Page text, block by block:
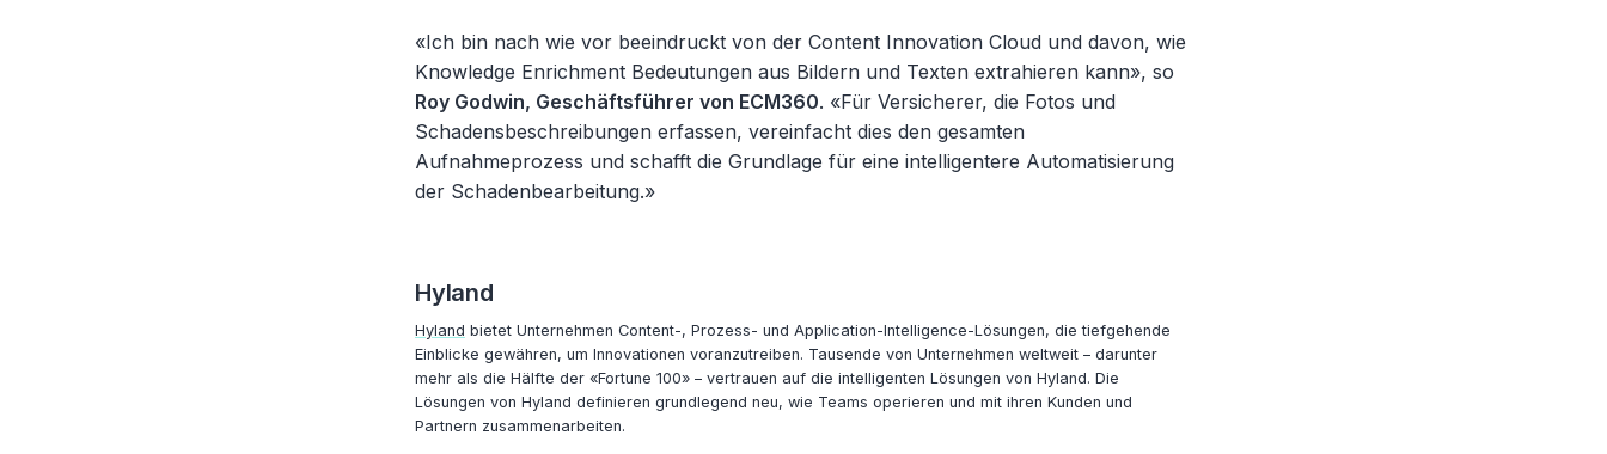
«Ich bin nach wie vor beeindruckt von der Content Innovation Cloud und davon, wie
Knowledge Enrichment Bedeutungen aus Bildern und Texten extrahieren kann», so
Roy Godwin, Geschäftsführer von ECM360. «Für Versicherer, die Fotos und
Schadensbeschreibungen erfassen, vereinfacht dies den gesamten
Aufnahmeprozess und schafft die Grundlage für eine intelligentere Automatisierung
der Schadenbearbeitung.»
Hyland
Hyland bietet Unternehmen Content-, Prozess- und Application-Intelligence-Lösungen, die tiefgehende
Einblicke gewähren, um Innovationen voranzutreiben. Tausende von Unternehmen weltweit – darunter
mehr als die Hälfte der «Fortune 100» – vertrauen auf die intelligenten Lösungen von Hyland. Die
Lösungen von Hyland definieren grundlegend neu, wie Teams operieren und mit ihren Kunden und
Partnern zusammenarbeiten.